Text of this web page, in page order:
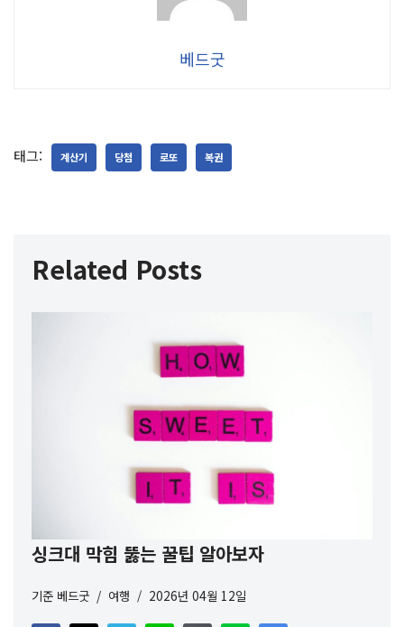
베드굿
태그: 계산기 당첨 로또 복권
Related Posts
싱크대 막힘 뚫는 꿀팁 알아보자
기준 베드굿 여행 2026년 04월 12일